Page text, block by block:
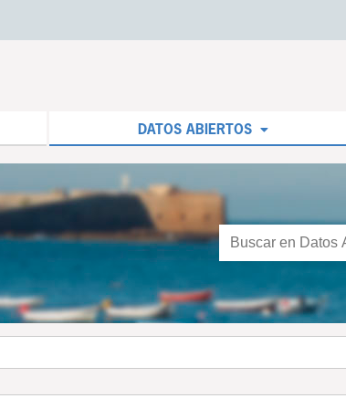
DATOS ABIERTOS